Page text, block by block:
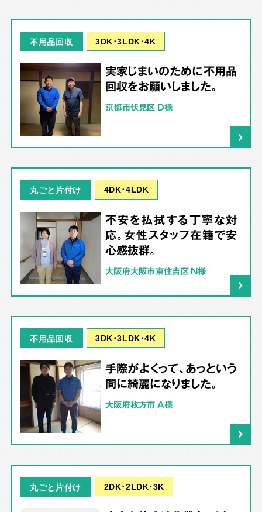
不用品回収 3DK･3LDK･4K
実家じまいのために不用品
回収をお願いしました。
京都市伏見区 D様
丸ごと片付け 4DK･4LDK
不安を払拭する丁寧な対
応。女性スタッフ在籍で安
心感抜群。
大阪府大阪市東住吉区 N様
不用品回収 3DK･3LDK･4K
手際がよくって、あっという
間に綺麗になりました。
大阪府枚方市 A様
丸ごと片付け 2DK･2LDK･3K